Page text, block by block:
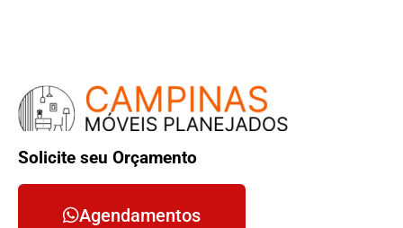
Solicite seu Orçamento
Agendamentos